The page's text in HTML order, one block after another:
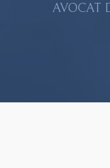
AVOCAT